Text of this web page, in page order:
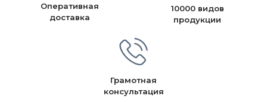
Оперативная
доставка
10000 видов
продукции
Грамотная
консультация